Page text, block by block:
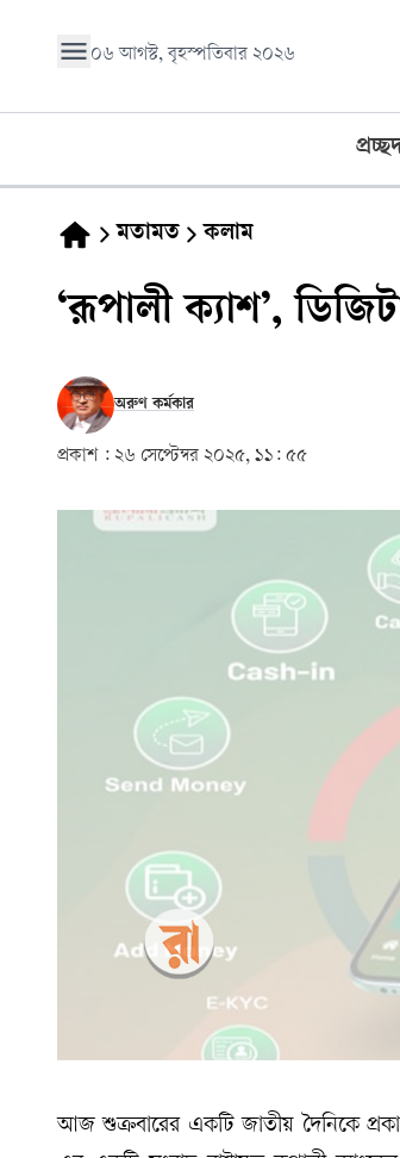
০৬ আগস্ট, বৃহস্পতিবার ২০২৬
মতামত কলাম
‘রূপালী ক্যাশ’,
অরুণ কর্মকার
প্রকাশ : ২৬ সেপ্টেম্বর ২০২৫, ১১: ৫৫
আজ শুক্রবারের একটি জাতীয় দৈনিকে